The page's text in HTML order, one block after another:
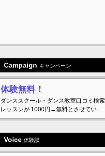
Campaign キャンペーン
体験無料！
ダンススクール・ダンス教室口コミ検
レッスンが 1000円→無料とさせてい …
Voice 体験談